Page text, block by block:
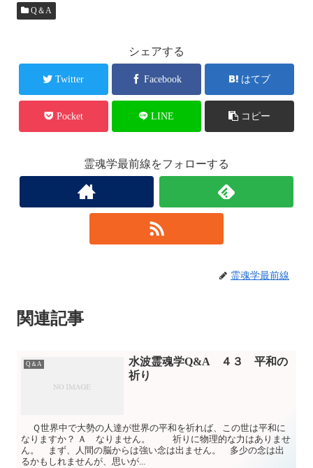
Q＆A
シェアする
Twitter Facebook はてブ
Pocket LINE コピー
霊魂学最前線をフォローする
霊魂学最前線
関連記事
Q＆A
水波霊魂学Q&A ４３ 平和の
祈り
Ｑ世界中で大勢の人達が世界の平和を祈れば、この世は平和に
なりますか？ Ａ なりません。 祈りに物理的な力はありませ
ん。 まず、人間の脳からは強い念は出ません。 多少の念は出
るかもしれませんが、思いが...